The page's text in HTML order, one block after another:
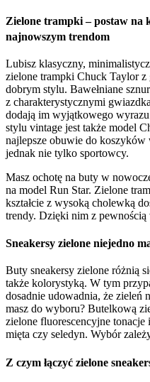
Zielone trampki – postaw na
najnowszym trendom
Lubisz klasyczny,
zielone trampki Chuck Taylor
dobrym stylu. Bawełniane
z charakterystycznymi
dodają im wyjątkowego
stylu vintage jest także model
najlepsze obuwie do koszyków
jednak nie tylko sportowcy.
Masz ochotę na buty w
na model Run Star. Zielone
kształcie z wysoką cholewką
trendy. Dzięki nim z pewnością
Sneakersy zielone niejedno
Buty sneakersy zielone różnią
także kolorystyką. W tym
dosadnie udowadnia, że zieleń
masz do wyboru? Butelkową
zielone fluorescencyjne
mięta czy seledyn. Wybór
Z czym łączyć zielone